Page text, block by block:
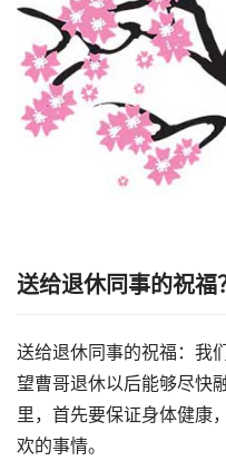
送给退休同事的祝福
送给退休同事的祝福：我
望曹哥退休以后能够尽快
里，首先要保证身体健康
欢的事情。